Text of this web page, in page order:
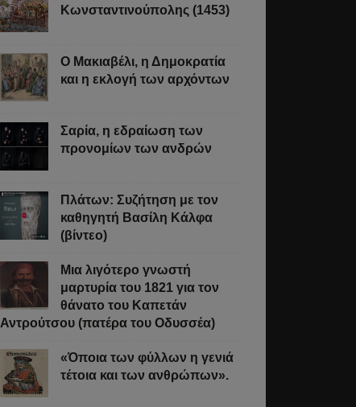
Κωνσταντινούπολης (1453)
Ο Μακιαβέλι, η Δημοκρατία
και η εκλογή των αρχόντων
Σαρία, η εδραίωση των
προνομίων των ανδρών
Πλάτων: Συζήτηση με τον
καθηγητή Βασίλη Κάλφα
(βίντεο)
Μια λιγότερο γνωστή
μαρτυρία του 1821 για τον
θάνατο του Καπετάν
Αντρούτσου (πατέρα του Οδυσσέα)
«Όποια των φύλλων η γενιά
τέτοια και των ανθρώπων».